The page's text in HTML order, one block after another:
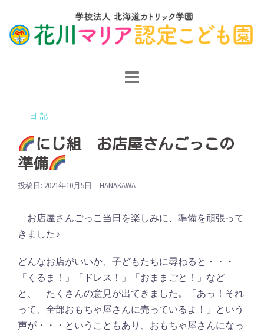
日記
にじ組 お店屋さんごっこの
準備
投稿日: 2021年10月5日 HANAKAWA
お店屋さんごっこ当日を楽しみに、準備を頑張って
きました♪
どんなお店がいいか、子どもたちに尋ねると・・・
「くるま！」「ドレス！」「おままごと！」など
と、 たくさんの意見が出てきました。「あっ！それ
って、全部おもちゃ屋さんに売っているよ！」という
声が・・・ということもあり、おもちゃ屋さんになっ